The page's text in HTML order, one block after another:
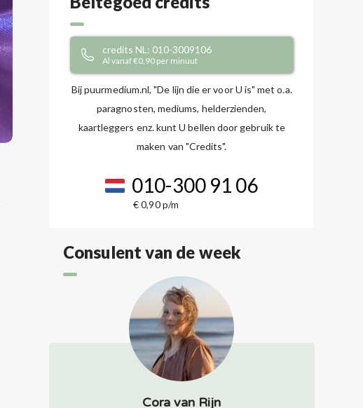
credits NL: 010-3009106
Al vanaf €0,90 per minuut
Bij puurmedium.nl, "De lijn die er voor U is" met o.a.
paragnosten, mediums, helderzienden,
kaartleggers enz. kunt U bellen door gebruik te
maken van "Credits".
010-300 91 06
€ 0,90 p/m
Consulent van de week
Cora van Rijn